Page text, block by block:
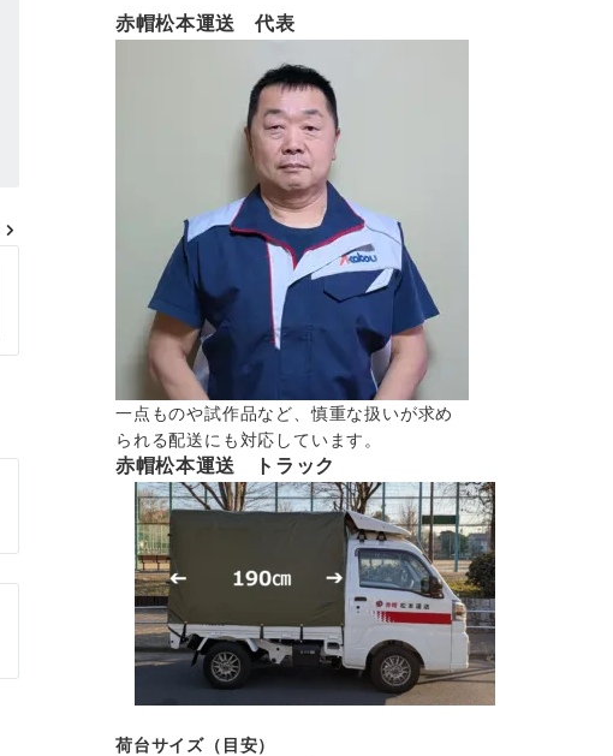
赤帽松本運送 代表
一点ものや試作品など、慎重な扱いが求め
られる配送にも対応しています。
赤帽松本運送 トラック
荷台サイズ（目安）